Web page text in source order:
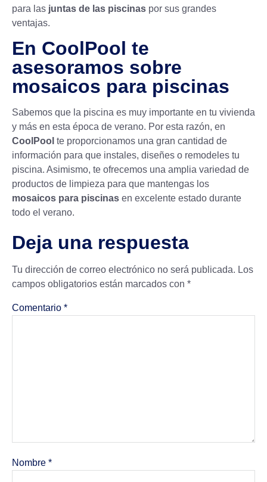
para las juntas de las piscinas por sus grandes
ventajas.
En CoolPool te
asesoramos sobre
mosaicos para piscinas
Sabemos que la piscina es muy importante en tu vivienda
y más en esta época de verano. Por esta razón, en
CoolPool te proporcionamos una gran cantidad de
información para que instales, diseñes o remodeles tu
piscina. Asimismo, te ofrecemos una amplia variedad de
productos de limpieza para que mantengas los
mosaicos para piscinas en excelente estado durante
todo el verano.
Deja una respuesta
Tu dirección de correo electrónico no será publicada. Los
campos obligatorios están marcados con *
Comentario *
Nombre *